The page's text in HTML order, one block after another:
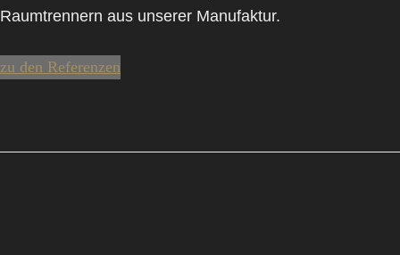
Raumtrennern aus unserer Manufaktur.
zu den Referenzen